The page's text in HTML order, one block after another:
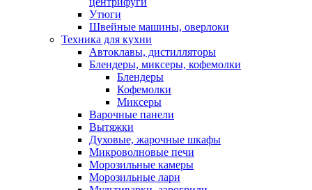
Утюги
Швейные машины, оверлоки
Техника для кухни
Автоклавы, дистилляторы
Блендеры, миксеры, кофемолки
Блендеры
Кофемолки
Миксеры
Варочные панели
Вытяжки
Духовые, жарочные шкафы
Микроволновые печи
Морозильные камеры
Морозильные лари